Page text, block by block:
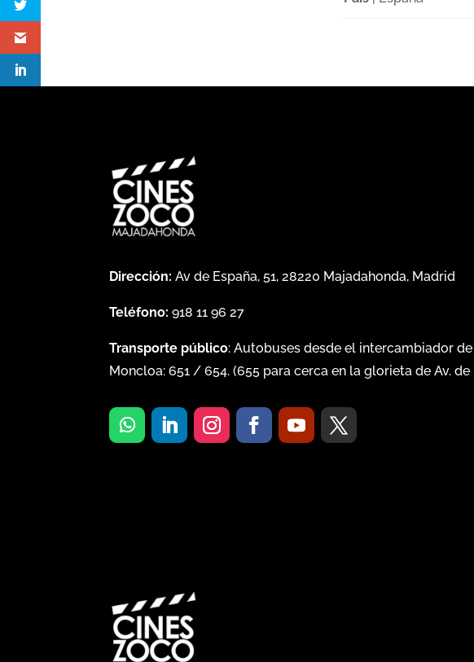
Dirección: Av de España, 51, 28220 Majadahonda, Madrid
Teléfono: 918 11 96 27
Transporte público: Autobuses desde el intercambiador de
Moncloa:651 /654. (655 para cerca en la glorieta de Av. de